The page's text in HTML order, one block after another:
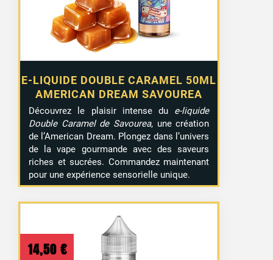
E-LIQUIDE DOUBLE CARAMEL 50ML
AMERICAN DREAM SAVOUREA
Découvrez le plaisir intense du e-liquide
Double Caramel de Savourea, une création
de l’American Dream. Plongez dans l’univers
de la vape gourmande avec des saveurs
riches et sucrées. Commandez maintenant
pour une expérience sensorielle unique.
14,50 €